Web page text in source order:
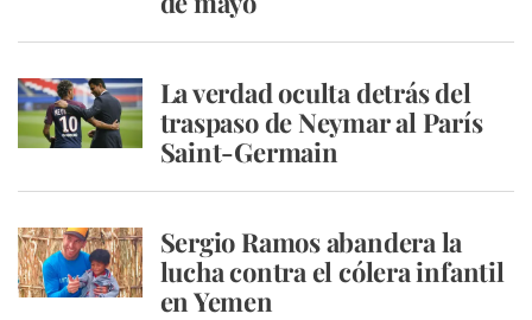
La verdad oculta detrás del
traspaso de Neymar al París
Saint-Germain
Sergio Ramos abandera la
lucha contra el cólera infantil
en Yemen